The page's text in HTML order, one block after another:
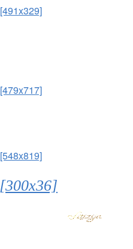
[491x329]
[479x717]
[548x819]
[300x36]